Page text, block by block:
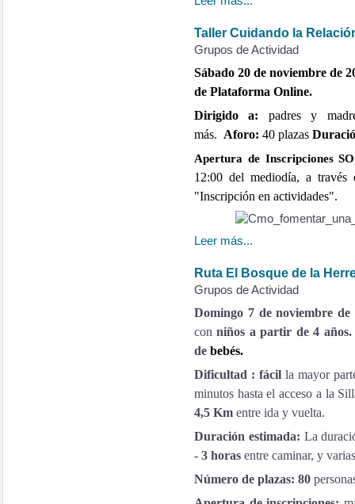
Taller Cuidando la
Grupos de Actividad
Sábado 20 de noviembre de
de Plataforma Online.
Dirigido a: padres y
más. Aforo: 40 plazas
Apertura de Inscripciones
12:00 del mediodía, a
"Inscripción en actividades".
Leer más...
Ruta El Bosque de la
Grupos de Actividad
Domingo 7 de noviembre de
con niños a partir de 4
de bebés.
Dificultad : fácilla mayor
minutos hasta el acceso a la
4,5 Km entre ida y vuelta.
Duración estimada: La
- 3 horas entre caminar, y
Número de plazas: 80